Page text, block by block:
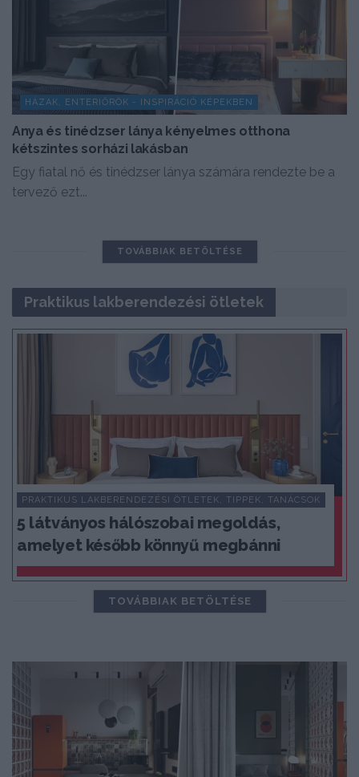
HÁZAK, ENTERIŐRÖK - INSPIRÁCIÓ KÉPEKBEN
Anya és tinédzser lánya kényelmes otthona
kétszintes sorházi lakásban
Egy fiatal nő és tinédzser lánya számára rendezte be a
tervező ezt...
TOVÁBBIAK BETÖLTÉSE
Praktikus lakberendezési ötletek
PRAKTIKUS LAKBERENDEZÉSI ÖTLETEK, TIPPEK, TANÁCSOK
5 látványos hálószobai megoldás,
amelyet később könnyű megbánni
TOVÁBBIAK BETÖLTÉSE